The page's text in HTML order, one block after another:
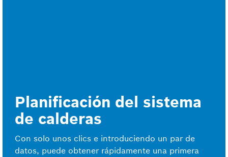
Planificación del sistema
de calderas
Con solo unos clics e introduciendo un par de
datos, puede obtener rápidamente una primera